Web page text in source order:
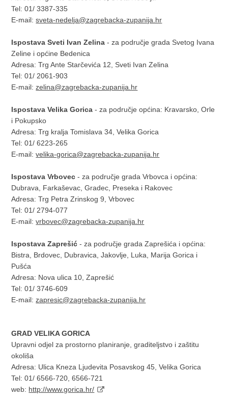
Tel: 01/ 3387-335
E-mail:sveta-nedelja@zagrebacka-zupanija.hr
Ispostava Sveti Ivan Zelina - za područje grada Svetog Ivana
Zeline i općine Bedenica
Adresa: Trg Ante Starčevića 12, Sveti Ivan Zelina
Tel: 01/ 2061-903
E-mail:zelina@zagrebacka-zupanija.hr
Ispostava Velika Gorica - za područje općina: Kravarsko, Orle
i Pokupsko
Adresa: Trg kralja Tomislava 34, Velika Gorica
Tel: 01/ 6223-265
E-mail:velika-gorica@zagrebacka-zupanija.hr
Ispostava Vrbovec - za područje grada Vrbovca i općina:
Dubrava, Farkaševac, Gradec, Preseka i Rakovec
Adresa: Trg Petra Zrinskog 9, Vrbovec
Tel: 01/ 2794-077
E-mail:vrbovec@zagrebacka-zupanija.hr
Ispostava Zaprešić - za područje grada Zaprešića i općina:
Bistra, Brdovec, Dubravica, Jakovlje, Luka, Marija Gorica i
Pušća
Adresa: Nova ulica 10, Zaprešić
Tel: 01/ 3746-609
E-mail:zapresic@zagrebacka-zupanija.hr
GRAD VELIKA GORICA
Upravni odjel za prostorno planiranje, graditeljstvo i zaštitu
okoliša
Adresa: Ulica Kneza Ljudevita Posavskog 45, Velika Gorica
Tel: 01/ 6566-720, 6566-721
web: http://www.gorica.hr/